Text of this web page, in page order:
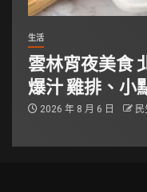
生活
雲林宵夜美食
爆汁 雞排、小
2026 年 8 月 6 日